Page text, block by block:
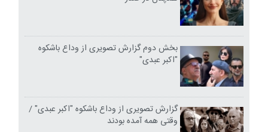
بخش دوم گزارش تصویری از وداع باشکوه
"اکبر عبدی"
گزارش تصویری از وداع باشکوه "اکبر عبدی" /
وقتی همه آمده بودند